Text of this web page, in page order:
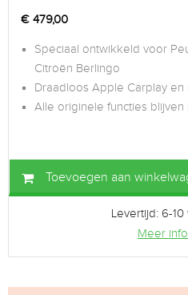
€ 479,00
Speciaal ontwikkeld voor
Citroën Berlingo
Draadloos Apple Carplay
Alle originele functies
Toevoegen aan
Levertijd: 6-
Meer